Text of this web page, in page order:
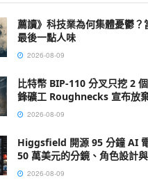
薦讀》科技業為何集體憂鬱
最後一點人味
2026-08-09
比特幣 BIP-110 分叉只挖 2
鋒礦工 Roughnecks 宣布放
2026-08-09
Higgsfield 開源 95 分鐘 AI
50 萬美元的分鏡、角色設計
2026-08-09